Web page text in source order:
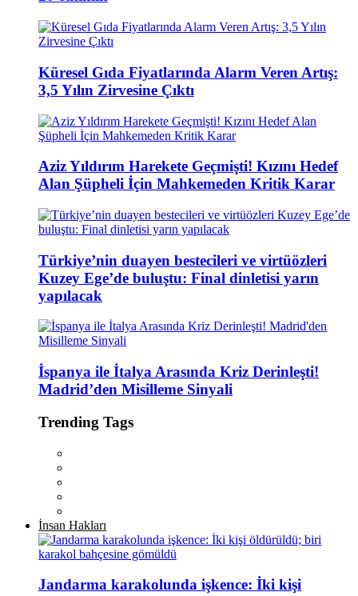
Küresel Gıda Fiyatlarında Alarm Veren Artış:
3,5 Yılın Zirvesine Çıktı
Aziz Yıldırım Harekete Geçmişti! Kızını Hedef
Alan Şüpheli İçin Mahkemeden Kritik Karar
Türkiye’nin duayen bestecileri ve virtüözleri
Kuzey Ege’de buluştu: Final dinletisi yarın
yapılacak
İspanya ile İtalya Arasında Kriz Derinleşti!
Madrid’den Misilleme Sinyali
Trending Tags
İnsan Hakları
Jandarma karakolunda işkence: İki kişi